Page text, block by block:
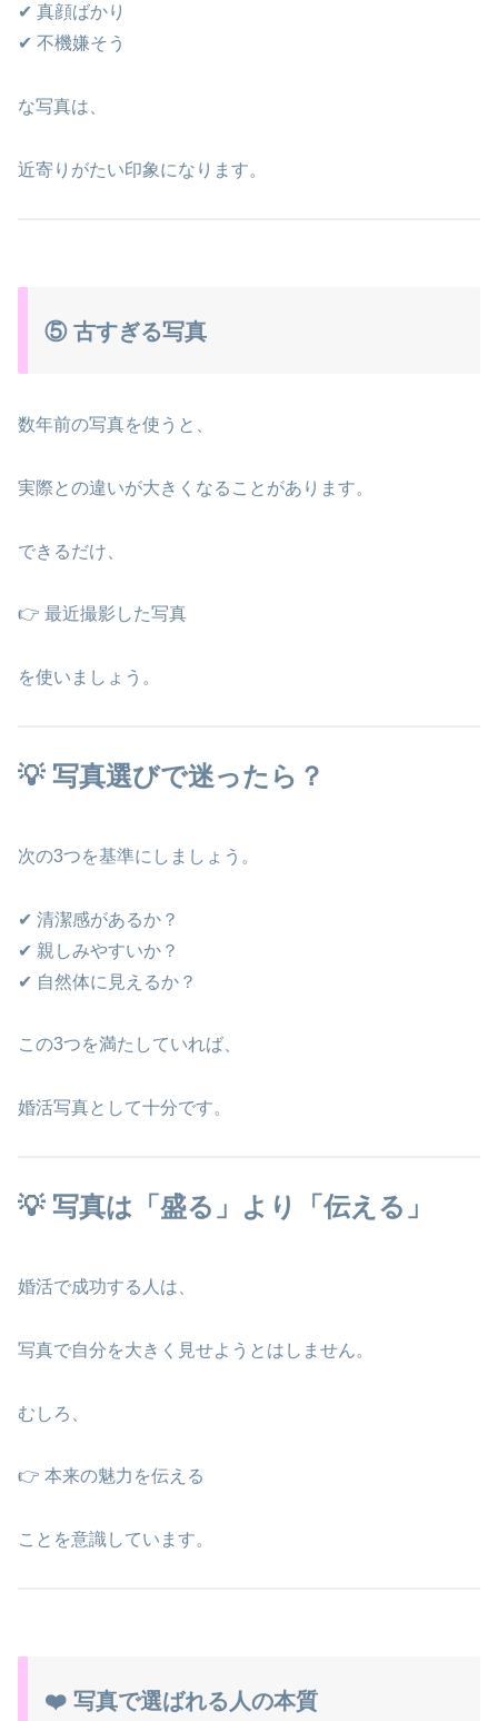
✔ 真顔ばかり
✔ 不機嫌そう
な写真は、
近寄りがたい印象になります。
⑤ 古すぎる写真
数年前の写真を使うと、
実際との違いが大きくなることがあります。
できるだけ、
👉 最近撮影した写真
を使いましょう。
💡 写真選びで迷ったら？
次の3つを基準にしましょう。
✔ 清潔感があるか？
✔ 親しみやすいか？
✔ 自然体に見えるか？
この3つを満たしていれば、
婚活写真として十分です。
💡 写真は「盛る」より「伝える」
婚活で成功する人は、
写真で自分を大きく見せようとはしません。
むしろ、
👉 本来の魅力を伝える
ことを意識しています。
❤️ 写真で選ばれる人の本質